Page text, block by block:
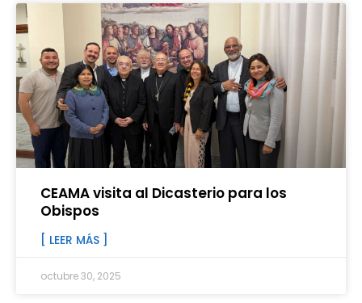
CEAMA visita al Dicasterio para los
Obispos
[ LEER MÁS ]
octubre 30, 2025